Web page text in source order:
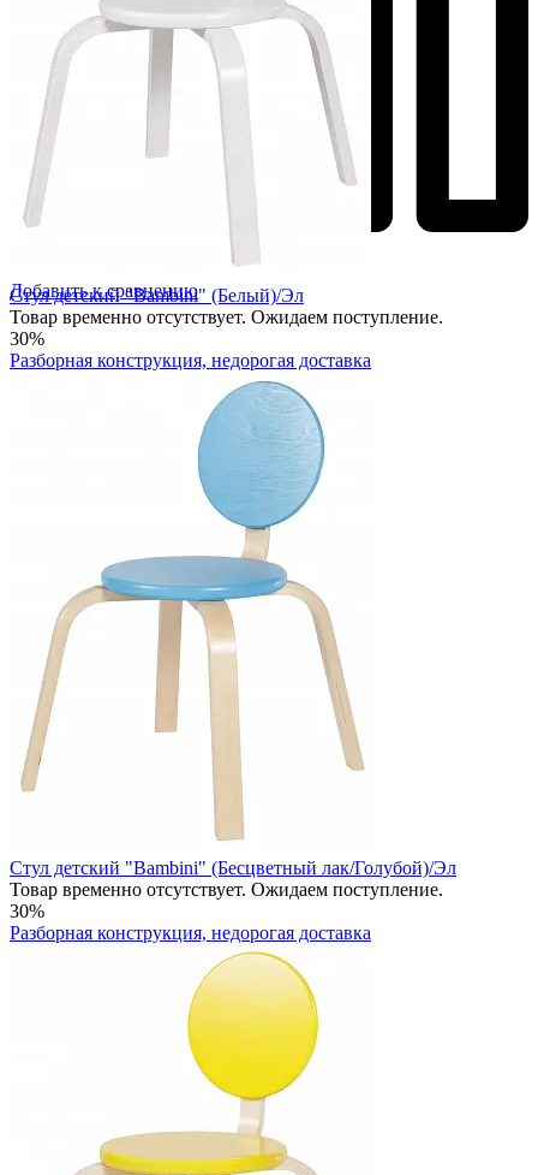
Добавить к сравнению
Стул детский "Bambini" (Белый)/Эл
Товар временно отсутствует. Ожидаем поступление.
30%
Разборная конструкция, недорогая доставка
Стул детский "Bambini" (Бесцветный лак/Голубой)/Эл
Товар временно отсутствует. Ожидаем поступление.
30%
Разборная конструкция, недорогая доставка